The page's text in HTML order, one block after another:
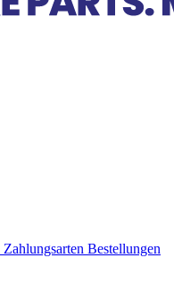
Zahlungsarten Bestellungen